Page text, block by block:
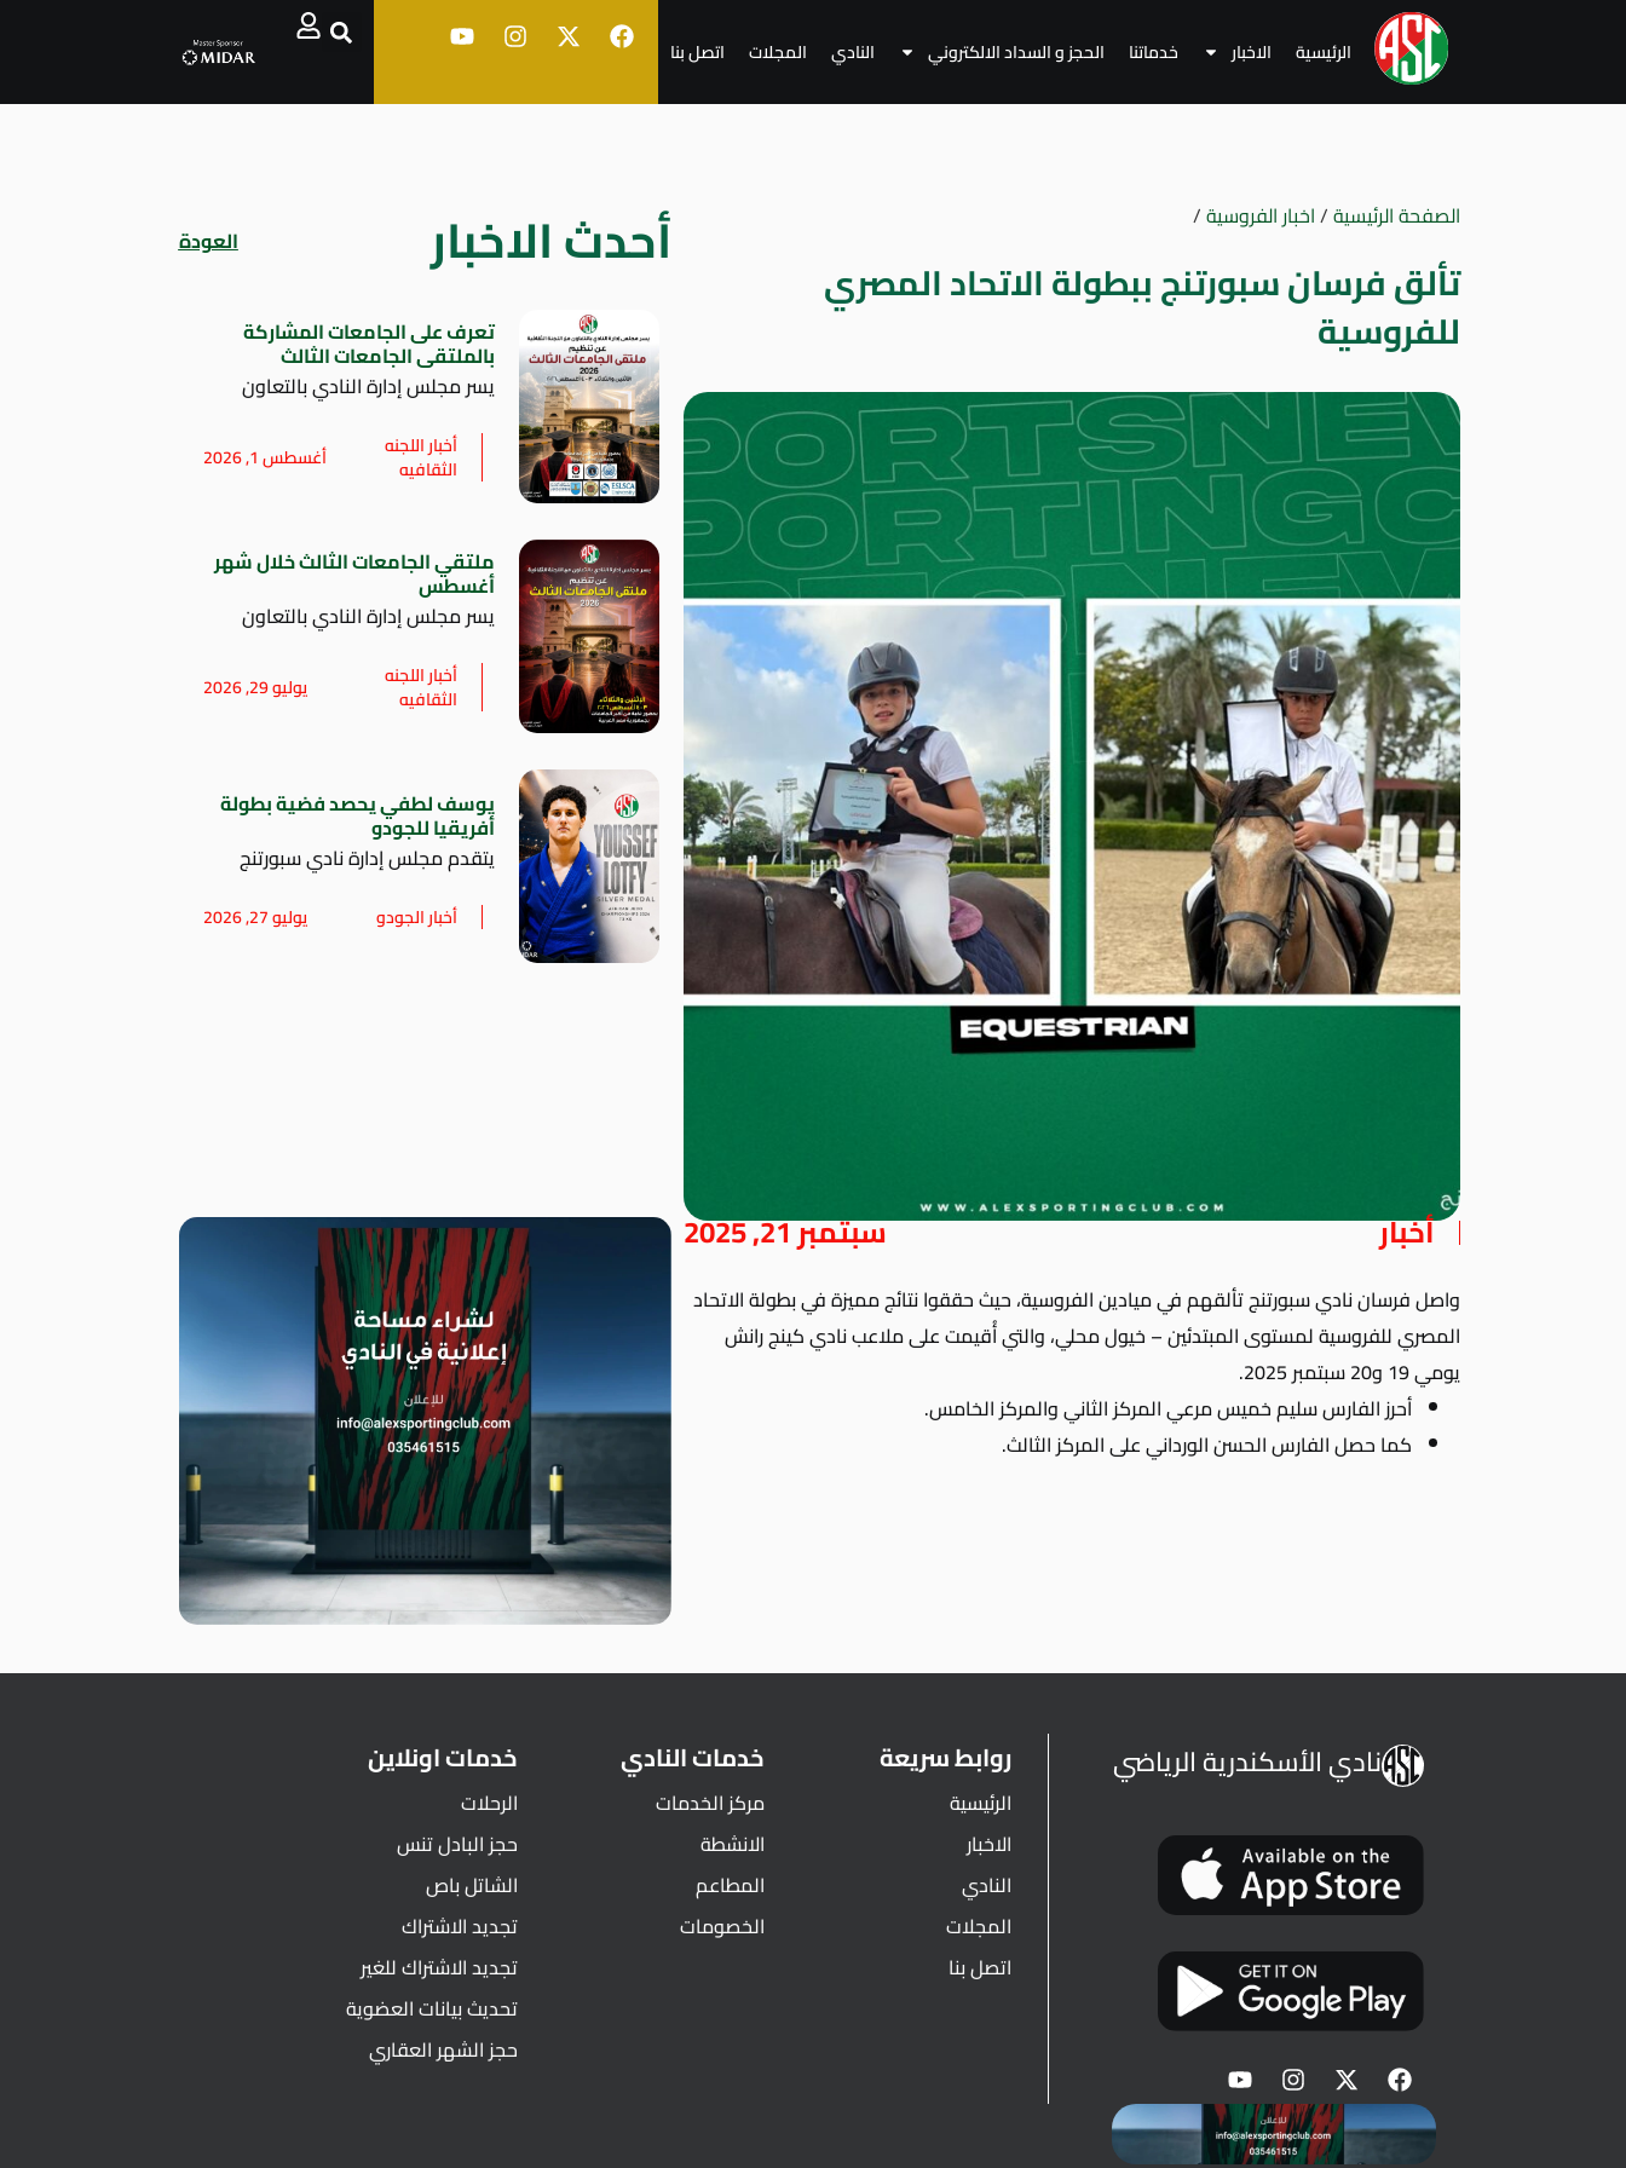
الرئيسية الاخبار خدماتنا الحجز و السداد الالكتروني النادي المجلات اتصل بنا
الصفحة الرئيسية/اخبار الفروسية/
تألق فرسان سبورتنج ببطولة الاتحاد المصري
للفروسية
أخبار سبتمبر 21, 2025
واصل فرسان نادي سبورتنج تألقهم في ميادين الفروسية، حيث حققوا نتائج مميزة في بطولة الاتحاد
المصري للفروسية لمستوى المبتدئين – خيول محلي، والتي أُقيمت على ملاعب نادي كينج رانش
يومي 19 و20 سبتمبر 2025.
أحرز الفارس سليم خميس مرعي المركز الثاني والمركز الخامس.
كما حصل الفارس الحسن الورداني على المركز الثالث.
أحدث الاخبار العودة
تعرف على الجامعات المشاركة
بالملتقى الجامعات الثالث
يسر مجلس إدارة النادي بالتعاون
أخبار اللجنه
الثقافيه أغسطس 1, 2026
ملتقي الجامعات الثالث خلال شهر
أغسطس
يسر مجلس إدارة النادي بالتعاون
أخبار اللجنه
الثقافيه يوليو 29, 2026
يوسف لطفي يحصد فضية بطولة
أفريقيا للجودو
يتقدم مجلس إدارة نادي سبورتنج
أخبار الجودو يوليو 27, 2026
نادي الأسكندرية الرياضي روابط سريعة
الرئيسية
الاخبار
النادي
المجلات
اتصل بنا
خدمات النادي
مركز الخدمات
الانشطة
المطاعم
الخصومات
خدمات اونلاين
الرحلات
حجز البادل تنس
الشاتل باص
تجديد الاشتراك
تجديد الاشتراك للغير
تحديث بيانات العضوية
حجز الشهر العقاري